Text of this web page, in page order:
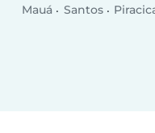
Mauá
Santos